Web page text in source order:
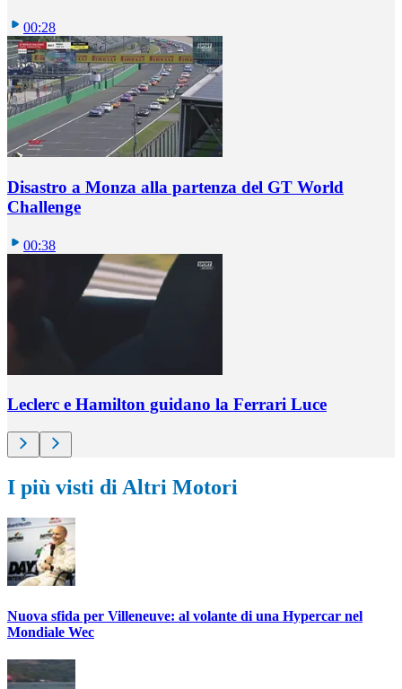
00:28
Disastro a Monza alla partenza del GT World
Challenge
00:38
Leclerc e Hamilton guidano la Ferrari Luce
I più visti di Altri Motori
Nuova sfida per Villeneuve: al volante di una Hypercar nel
Mondiale Wec